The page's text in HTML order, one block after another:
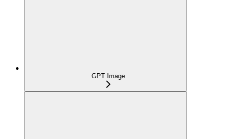
GPT Image